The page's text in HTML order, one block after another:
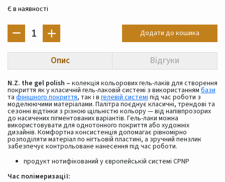
Є в наявності
1 Додати до кошика
Опис Відгуки
N.Z. the gel polish – колекція кольорових гель-лаків для створення
покриття як у класичній гель-лаковій системі з використанням бази
та фінішного покриття, так і в гелевій системіпід час роботи з
моделюючими матеріалами. Палітра поєднує класичні, трендові та
сезонні відтінки з різною щільністю кольору — від напівпрозорих
до насичених пігментованих варіантів. Гель-лаки можна
використовувати для однотонного покриття або художніх
дизайнів. Комфортна консистенція допомагає рівномірно
розподіляти матеріал по нігтьовій пластині, а зручний пензлик
забезпечує контрольоване нанесення під час роботи.
продукт нотифікований у європейській системі CPNP
Час полімеризації: